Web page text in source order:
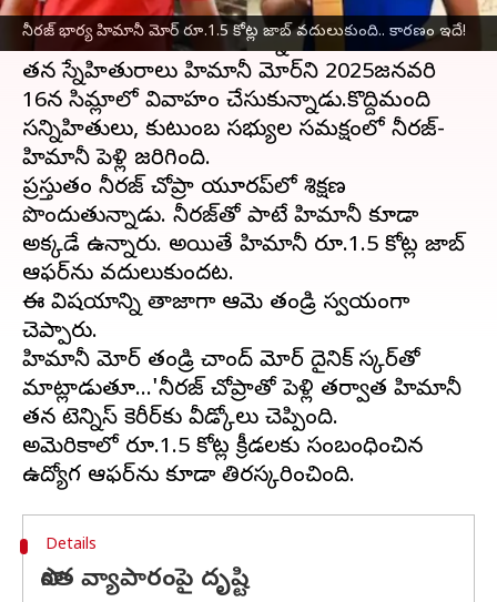
నీరజ్ భార్య హిమానీ మోర్‌ రూ.1.5 కోట్ల జాబ్ వదులుకుంది.. కారణం ఇదే!
భారత స్టార్‌ జావెలిన్‌ త్రోయర్‌నీరజ్ చోప్రాఈఏడాది
ఆరంభంలో వివాహం చేసుకున్న విషయం తెలిసిందే.
తన స్నేహితురాలు హిమానీ మోర్‌ని 2025జనవరి
16న సిమ్లాలో వివాహం చేసుకున్నాడు.కొద్దిమంది
సన్నిహితులు, కుటుంబ సభ్యుల సమక్షంలో నీరజ్-
హిమానీ పెళ్లి జరిగింది.
ప్రస్తుతం నీరజ్ చోప్రా యూరప్‌లో శిక్షణ
పొందుతున్నాడు. నీరజ్‌తో పాటే హిమానీ కూడా
అక్కడే ఉన్నారు. అయితే హిమానీ రూ.1.5 కోట్ల జాబ్
ఆఫర్‌ను వదులుకుందట.
ఈ విషయాన్ని తాజాగా ఆమె తండ్రి స్వయంగా
చెప్పారు.
హిమానీ మోర్‌ తండ్రి చాంద్ మోర్ దైనిక్ భాస్కర్‌తో
మాట్లాడుతూ...'నీరజ్‌ చోప్రాతో పెళ్లి తర్వాత హిమానీ
తన టెన్నిస్‌ కెరీర్‌కు వీడ్కోలు చెప్పింది.
అమెరికాలో రూ.1.5 కోట్ల క్రీడలకు సంబంధించిన
Details
సొంత వ్యాపారంపై దృష్టి